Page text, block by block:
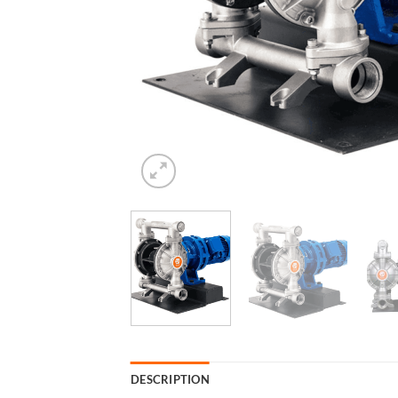
DESCRIPTION